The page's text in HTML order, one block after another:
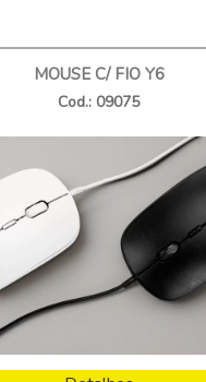
MOUSE C/ FIO Y6
Cod.: 09075